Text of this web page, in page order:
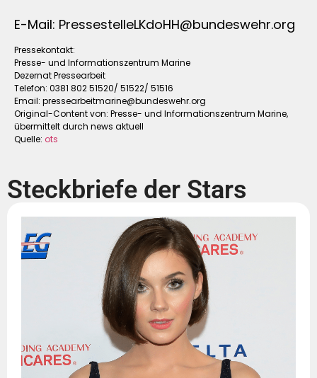
E-Mail: PressestelleLKdoHH@bundeswehr.org
Pressekontakt:
Presse- und Informationszentrum Marine
Dezernat Pressearbeit
Telefon: 0381 802 51520/ 51522/ 51516
Email: pressearbeitmarine@bundeswehr.org
Original-Content von: Presse- und Informationszentrum Marine,
übermittelt durch news aktuell
Quelle: ots
Steckbriefe der Stars